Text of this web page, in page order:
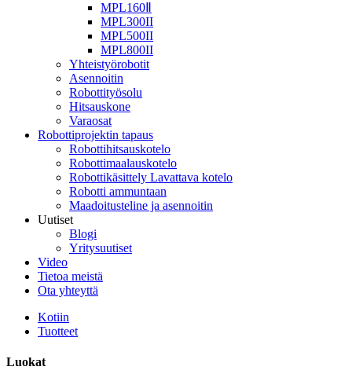
MPL160Ⅱ
MPL300II
MPL500II
MPL800II
Yhteistyörobotit
Asennoitin
Robottityösolu
Hitsauskone
Varaosat
Robottiprojektin tapaus
Robottihitsauskotelo
Robottimaalauskotelo
Robottikäsittely Lavattava kotelo
Robotti ammuntaan
Maadoitusteline ja asennoitin
Uutiset
Blogi
Yritysuutiset
Video
Tietoa meistä
Ota yhteyttä
Kotiin
Tuotteet
Luokat